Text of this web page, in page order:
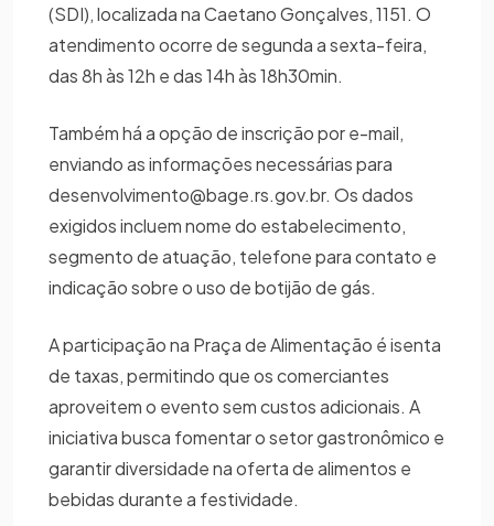
(SDI), localizada na Caetano Gonçalves, 1151. O
atendimento ocorre de segunda a sexta-feira,
das 8h às 12h e das 14h às 18h30min.
Também há a opção de inscrição por e-mail,
enviando as informações necessárias para
desenvolvimento@bage.rs.gov.br. Os dados
exigidos incluem nome do estabelecimento,
segmento de atuação, telefone para contato e
indicação sobre o uso de botijão de gás.
A participação na Praça de Alimentação é isenta
de taxas, permitindo que os comerciantes
aproveitem o evento sem custos adicionais. A
iniciativa busca fomentar o setor gastronômico e
garantir diversidade na oferta de alimentos e
bebidas durante a festividade.